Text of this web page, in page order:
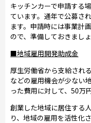
キッチンカーで申請する
ています。通年で公募さ
ます。申請時には事業計
ので、準備しておきましょ
■地域雇用開発助成金
厚生労働省から支給され
などの雇用機会が少ない
った費用に対して、50万
創業した地域に居住する
り、地域の雇用を活性化